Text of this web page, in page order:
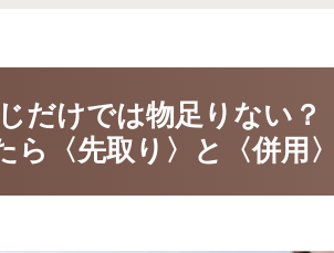
だけでは物足りない
〈先取り〉と〈併用